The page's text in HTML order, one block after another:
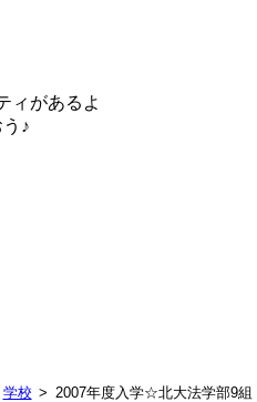
ィがあるよ
♪
学校 2007年度入学☆北大法学部9組